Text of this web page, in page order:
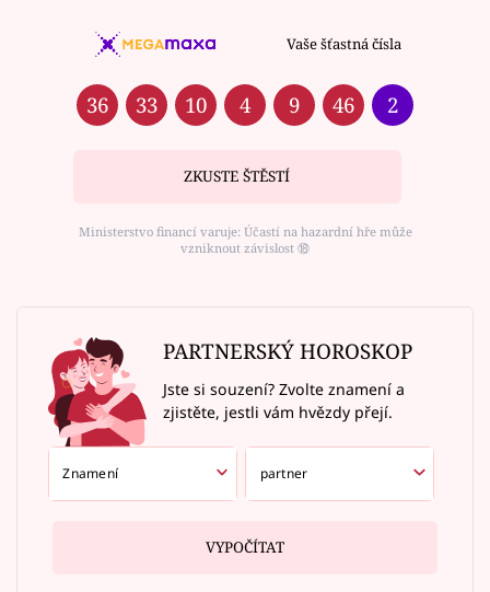
Vaše šťastná čísla
36 33 10 4 9 46 2
ZKUSTE ŠTĚSTÍ
Ministerstvo financí varuje: Účastí na hazardní hře může
vzniknout závislost ⑱
PARTNERSKÝ HOROSKOP
Jste si souzení? Zvolte znamení a
zjistěte, jestli vám hvězdy přejí.
VYPOČÍTAT